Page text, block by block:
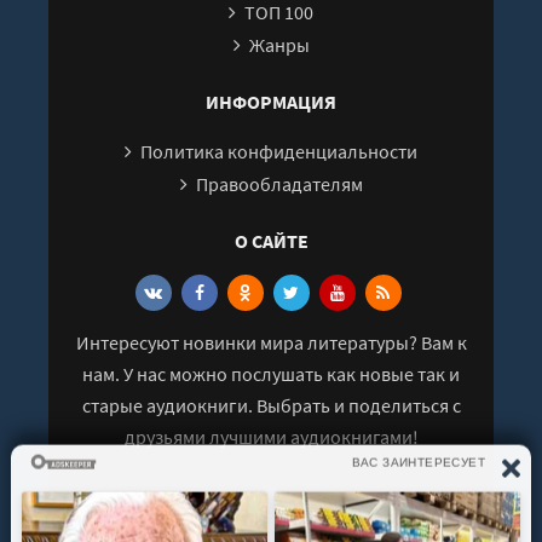
ТОП 100
Жанры
ИНФОРМАЦИЯ
Политика конфиденциальности
Правообладателям
О САЙТЕ
Интересуют новинки мира литературы? Вам к
нам. У нас можно послушать как новые так и
старые аудиокниги. Выбрать и поделиться с
друзьями лучшими аудиокнигами!